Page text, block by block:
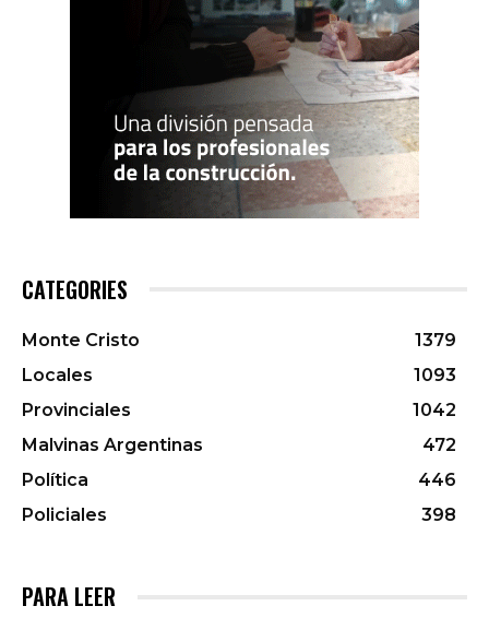
CATEGORIES
Monte Cristo
1379
Locales
1093
Provinciales
1042
Malvinas Argentinas
472
Política
446
Policiales
398
PARA LEER